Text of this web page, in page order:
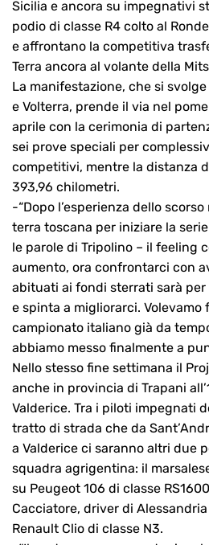
Sicilia e ancora su impegnativi
podio di classe R4 colto al
e affrontano la competitiva
Terra ancora al volante della
La manifestazione, che si
e Volterra, prende il via nel
aprile con la cerimonia di
sei prove speciali per
competitivi, mentre la distanza
393,96 chilometri.
-“Dopo l’esperienza dello
terra toscana per iniziare la
le parole di Tripolino – il feeling
aumento, ora confrontarci con
abituati ai fondi sterrati sarà per
e spinta a migliorarci. Volevamo
campionato italiano già da
abbiamo messo finalmente a
Nello stesso fine settimana il
anche in provincia di Trapani
Valderice. Tra i piloti impegnati
tratto di strada che da
a Valderice ci saranno altri due
squadra agrigentina: il
su Peugeot 106 di classe
Cacciatore, driver di
Renault Clio di classe N3.